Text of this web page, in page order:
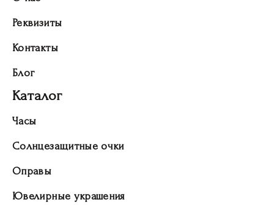
Реквизиты
Контакты
Блог
Каталог
Часы
Солнцезащитные очки
Оправы
Ювелирные украшения